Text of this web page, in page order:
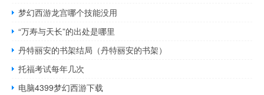
梦幻西游龙宫哪个技能没用
“万寿与天长”的出处是哪里
丹特丽安的书架结局（丹特丽安的书架）
托福考试每年几次
电脑4399梦幻西游下载